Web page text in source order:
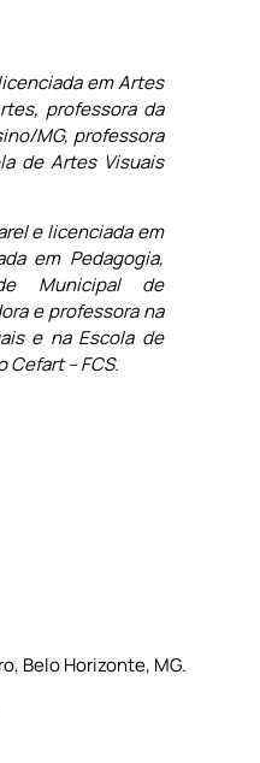
em Artes
professora da
MG, professora
de Artes Visuais
e licenciada em
em Pedagogia,
Municipal de
e professora na
e na Escola de
Cefart – FCS.
Belo Horizonte, MG.